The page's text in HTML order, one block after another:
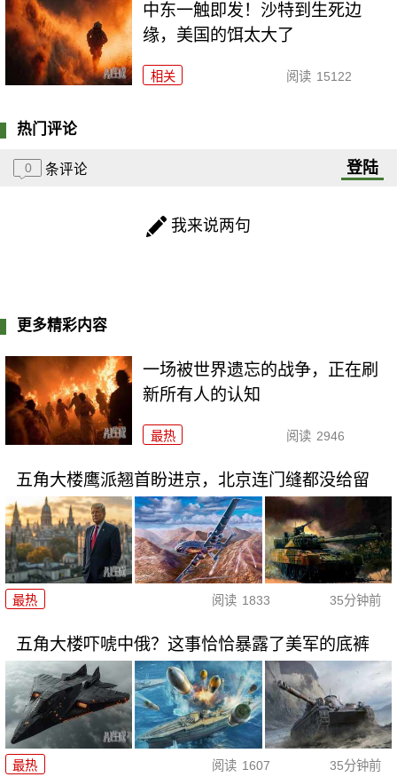
中东一触即发！沙特到生死边
缘，美国的饵太大了
相关 阅读 15122
热门评论
0 条评论 登陆
我来说两句
更多精彩内容
一场被世界遗忘的战争，正在刷
新所有人的认知
最热 阅读 2946
五角大楼鹰派翘首盼进京，北京连门缝都没给留
最热 阅读 1833 35分钟前
五角大楼吓唬中俄？这事恰恰暴露了美军的底裤
最热 阅读 1607 35分钟前